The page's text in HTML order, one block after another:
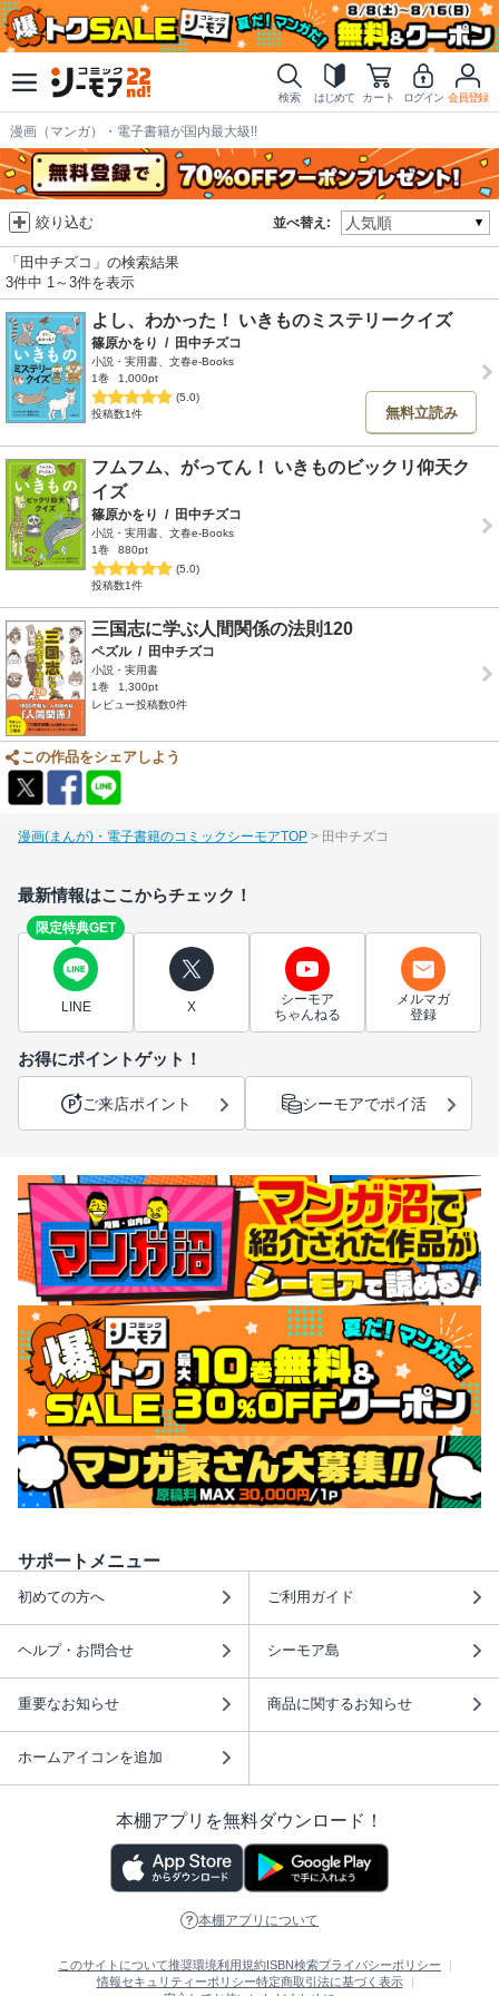
検索 はじめて カート ログイン 会員登録
漫画（マンガ）・電子書籍が国内最大級!!
並べ替え:
絞り込む
「田中チズコ」の検索結果
3件中 1～3件を表示
よし、わかった！ いきものミステリークイズ
篠原かをり / 田中チズコ
小説・実用書、文春e-Books
1巻
1,000pt
(5.0)
投稿数1件
無料立読み
フムフム、がってん！ いきものビックリ仰天ク
イズ
篠原かをり / 田中チズコ
小説・実用書、文春e-Books
1巻
880pt
(5.0)
投稿数1件
三国志に学ぶ人間関係の法則120
ペズル / 田中チズコ
小説・実用書
1巻
1,300pt
レビュー投稿数0件
この作品をシェアしよう
漫画(まんが)・電子書籍のコミックシーモアTOP 田中チズコ
最新情報はここからチェック！
限定特典GET
LINE X
シーモア
ちゃんねる
メルマガ
登録
お得にポイントゲット！
ご来店ポイント シーモアでポイ活
サポートメニュー
初めての方へ ご利用ガイド
ヘルプ・お問合せ シーモア島
重要なお知らせ 商品に関するお知らせ
ホームアイコンを追加
本棚アプリを無料ダウンロード！
本棚アプリについて
このサイトについて推奨環境利用規約 ISBN検索プライバシーポリシー
情報セキュリティーポリシー特定商取引法に基づく表示